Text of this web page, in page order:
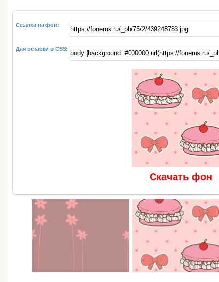
Ссылка на фон:
Для вставки в CSS:
Скачать фон